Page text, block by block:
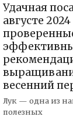
Удачная
августе
весенний
Лук — одна из
полезных